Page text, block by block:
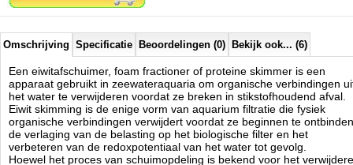
organische moleculen aan het lucht / water-grensvlak toelaat en de
Dit proces gaat door totdat de interface verzadigd is, tenzij de bel
barst, waarbij de geaccumuleerde moleculen vrij terugkomen in de
waterkolom.
Al het schuim dat boven in de eiwitafschuimer waterkolom is
opgevangen begint eruit te lopen en maakt dat het schuim de
organische moleculen wegdragen naar de skimmate opvangbeker of
een afzonderlijk skimmate ophaler.
Organische moleculen, en alle anorganische moleculen die kunnen
zijn gebonden aan de organische moleculen, zullen worden afgevoerd
Omschrijving Specificatie Beoordelingen (0) Bekijk ook... (6)
Een eiwitafschuimer, foam fractioner of proteine skimmer is een
apparaat gebruikt in zeewateraquaria om organische verbindingen
het water te verwijderen voordat ze breken in stikstofhoudend afval.
Eiwit skimming is de enige vorm van aquarium filtratie die fysiek
organische verbindingen verwijdert voordat ze beginnen te
de verlaging van de belasting op het biologische filter en het
verbeteren van de redoxpotentiaal van het water tot gevolg.
Hoewel het proces van schuimopdeling is bekend voor het